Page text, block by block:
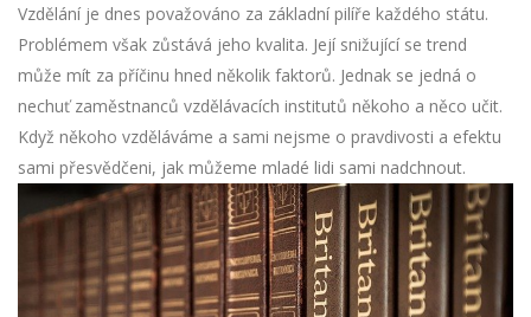
Vzdělání je dnes považováno za základní pilíře každého státu.
Problémem však zůstává jeho kvalita. Její snižující se trend
může mít za příčinu hned několik faktorů. Jednak se jedná o
nechuť zaměstnanců vzdělávacích institutů někoho a něco učit.
Když někoho vzděláváme a sami nejsme o pravdivosti a efektu
sami přesvědčeni, jak můžeme mladé lidi sami nadchnout.